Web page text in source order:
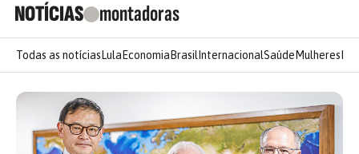
NOTÍCIAS montadoras
Todas as notícias Lula Economia Brasil InternacionalSaúde Mulheres